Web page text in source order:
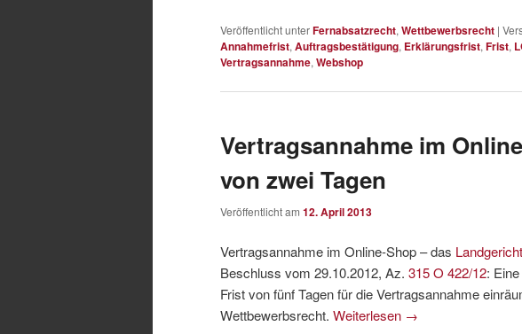
Veröffentlicht unterFernabsatzrecht, Wettbewerbsrecht |
Annahmefrist, Auftragsbestätigung, Erklärungsfrist, Frist,
Vertragsannahme, Webshop
Vertragsannahme im
von zwei Tagen
Veröffentlicht am 12. April 2013
Vertragsannahme im Online-Shop – das
Beschluss vom 29.10.2012, Az. 315 O 422/12:
Frist von fünf Tagen für die Vertragsannahme
Wettbewerbsrecht. Weiterlesen →